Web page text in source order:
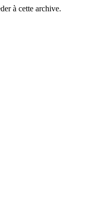
à cette archive.